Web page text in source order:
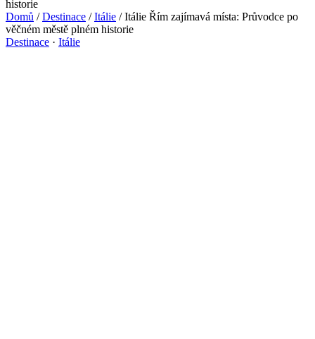
Domů / Destinace / Itálie / Itálie Řím zajímavá místa: Průvodce po
věčném městě plném historie
Destinace · Itálie